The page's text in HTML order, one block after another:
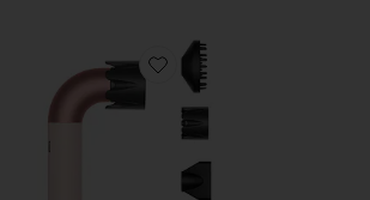
Favorite Supersonic r Hair Dryer